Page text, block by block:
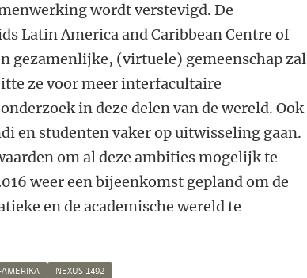
wordt verstevigd. De
Latin America and Caribbean Centre of
gezamenlijke, (virtuele) gemeenschap zal
ze voor meer interfacultaire
in deze delen van de wereld. Ook
en studenten vaker op uitwisseling gaan.
om al deze ambities mogelijk te
weer een bijeenkomst gepland om de
en de academische wereld te
AMERIKA NEXUS 1492